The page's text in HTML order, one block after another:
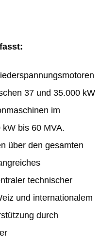
37 und 35.000 kW
im
bis 60 MVA.
über den gesamten
technischer
und internationalem
durch